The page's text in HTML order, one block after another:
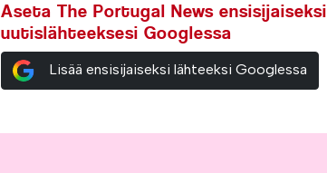
Aseta The Portugal News ensisijaiseksi
uutislähteeksesi Googlessa
Lisää ensisijaiseksi lähteeksi Googlessa